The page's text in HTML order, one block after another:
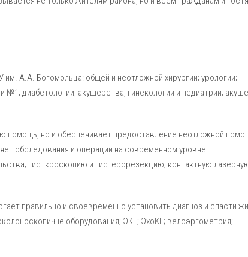
А.А. Богомольца: общей и неотложной хирургии; урологии;
диабетологии; акушерства, гинекологии и педиатрии;
помощь, но и обеспечивает предоставление неотложной
обследования и операции на современном уровне:
гисткроскопию и гистерорезекцию; контактную
правильно и своевременно установить диагноз и спасти
оборудования; ЭКГ; ЭхоКГ; велоэргометрия;